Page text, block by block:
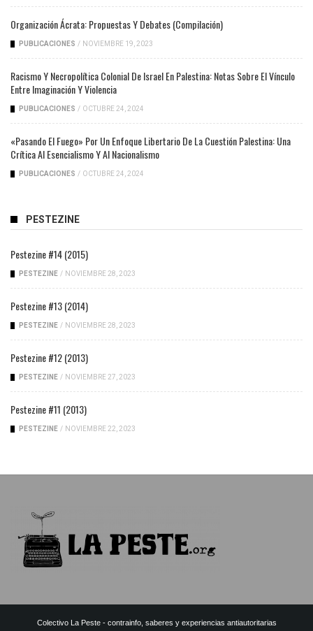
Organización Ácrata: Propuestas Y Debates (compilación)
PUBLICACIONES / NOVIEMBRE 19, 2023
Racismo Y Necropolítica Colonial De Israel En Palestina: Notas Sobre El Vínculo
Entre Imaginación Y Violencia
PUBLICACIONES / OCTUBRE 24, 2024
«Pasando El Fuego» Por Un Enfoque Libertario De La Cuestión Palestina: Una
Crítica Al Esencialismo Y Al Nacionalismo
PUBLICACIONES / OCTUBRE 24, 2024
PESTEZINE
Pestezine #14 (2015)
PESTEZINE / NOVIEMBRE 28, 2023
Pestezine #13 (2014)
PESTEZINE / NOVIEMBRE 28, 2023
Pestezine #12 (2013)
PESTEZINE / NOVIEMBRE 27, 2023
Pestezine #11 (2013)
PESTEZINE / NOVIEMBRE 22, 2023
Colectivo La Peste - contrainfo, saberes y experiencias antiautoritarias